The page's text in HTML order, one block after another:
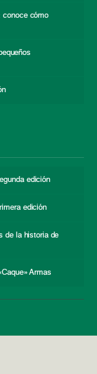
conoce cómo
edición
edición
de la historia de
Armas